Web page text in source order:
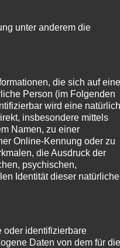
Konferenz“ mit
sehr, dass dazu auch
unter anderem die
die sich auf eine
Person (im Folgenden
wird eine
insbesondere mittels
Namen, zu einer
Online-Kennung oder zu
die Ausdruck der
psychischen,
Identität dieser
oder identifizierbare
Daten von dem für die